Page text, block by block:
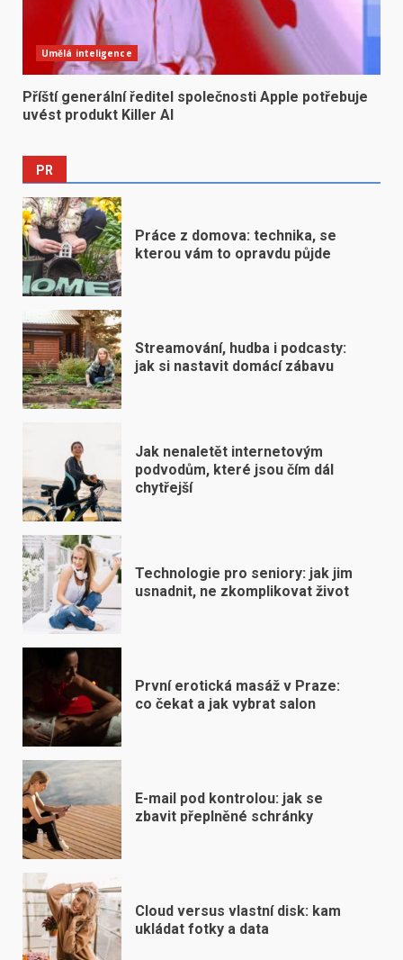
Umělá inteligence
Příští generální ředitel společnosti Apple potřebuje
uvést produkt Killer AI
PR
Práce z domova: technika, se
kterou vám to opravdu půjde
Streamování, hudba i podcasty:
jak si nastavit domácí zábavu
Jak nenaletět internetovým
podvodům, které jsou čím dál
chytřejší
Technologie pro seniory: jak jim
usnadnit, ne zkomplikovat život
První erotická masáž v Praze:
co čekat a jak vybrat salon
E-mail pod kontrolou: jak se
zbavit přeplněné schránky
Cloud versus vlastní disk: kam
ukládat fotky a data